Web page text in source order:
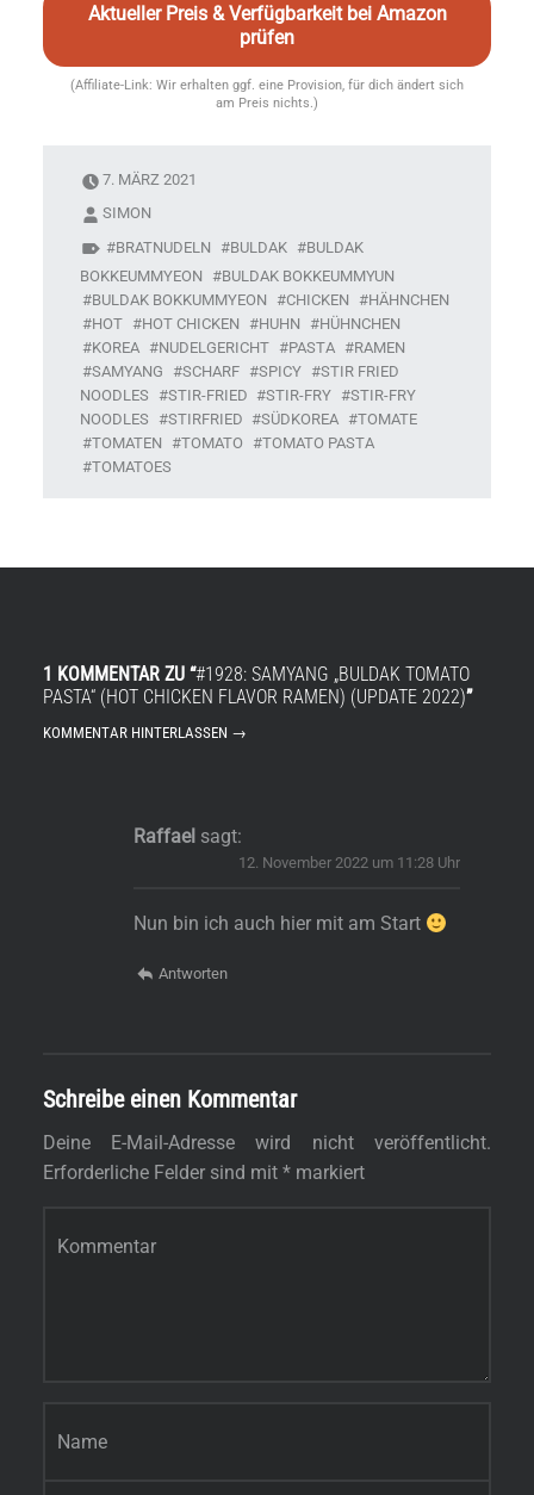
Aktueller Preis & Verfügbarkeit bei Amazon
prüfen
(Affiliate-Link: Wir erhalten ggf. eine Provision, für dich ändert sich
am Preis nichts.)
7. MÄRZ 2021
SIMON
BRATNUDELN
BULDAK
BULDAK
BOKKEUMMYEON
BULDAK BOKKEUMMYUN
BULDAK BOKKUMMYEON
CHICKEN
HÄHNCHEN
HOT
HOT CHICKEN HUHN
HÜHNCHEN
KOREA
NUDELGERICHT PASTA
RAMEN
SAMYANG
SCHARF SPICY
STIR FRIED
NOODLES
STIR-FRIED STIR-FRY
STIR-FRY
NOODLES
STIRFRIED SÜDKOREA
TOMATE
TOMATEN
TOMATO
TOMATO PASTA
TOMATOES
1 KOMMENTAR ZU “#1928: SAMYANG „BULDAK TOMATO
PASTA“ (HOT CHICKEN FLAVOR RAMEN) (UPDATE 2022)”
KOMMENTAR HINTERLASSEN →
Raffael sagt:
12. November 2022 um 11:28 Uhr
Nun bin ich auch hier mit am Start
Antworten
Schreibe einen Kommentar
Deine E-Mail-Adresse wird nicht veröffentlicht.
Erforderliche Felder sind mit *markiert